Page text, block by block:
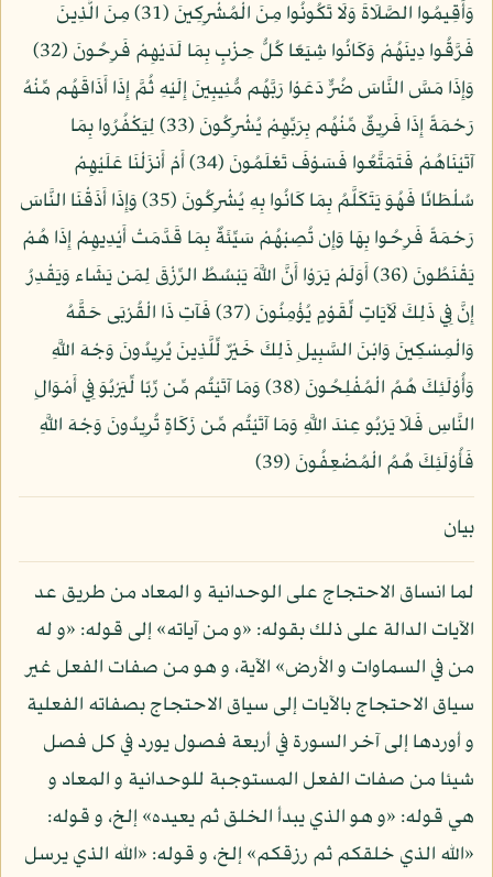
وَأَقِيمُوا الصَّلَاةَ وَلَا تَكُونُوا مِنَ الْمُشْرِكِينَ (31) مِنَ الَّذِينَ
فَرَّقُوا دِينَهُمْ وَكَانُوا شِيَعًا كُلُّ حِزْبٍ بِمَا لَدَيْهِمْ فَرِحُونَ (32)
وَإِذَا مَسَّ النَّاسَ ضُرٌّ دَعَوْا رَبَّهُم مُّنِيبِينَ إِلَيْهِ ثُمَّ إِذَا أَذَاقَهُم مِّنْهُ
رَحْمَةً إِذَا فَرِيقٌ مِّنْهُم بِرَبِّهِمْ يُشْرِكُونَ (33) لِيَكْفُرُوا بِمَا
آتَيْنَاهُمْ فَتَمَتَّعُوا فَسَوْفَ تَعْلَمُونَ (34) أَمْ أَنزَلْنَا عَلَيْهِمْ
سُلْطَانًا فَهُوَ يَتَكَلَّمُ بِمَا كَانُوا بِهِ يُشْرِكُونَ (35) وَإِذَا أَذَقْنَا النَّاسَ
رَحْمَةً فَرِحُوا بِهَا وَإِن تُصِبْهُمْ سَيِّئَةٌ بِمَا قَدَّمَتْ أَيْدِيهِمْ إِذَا هُمْ
يَقْنَطُونَ (36) أَوَلَمْ يَرَوْا أَنَّ اللَّهَ يَبْسُطُ الرِّزْقَ لِمَن يَشَاء وَيَقْدِرُ
إِنَّ فِي ذَلِكَ لَآيَاتٍ لِّقَوْمٍ يُؤْمِنُونَ (37) فَآتِ ذَا الْقُرْبَى حَقَّهُ
وَالْمِسْكِينَ وَابْنَ السَّبِيلِ ذَلِكَ خَيْرٌ لِّلَّذِينَ يُرِيدُونَ وَجْهَ اللَّهِ
وَأُوْلَئِكَ هُمُ الْمُفْلِحُونَ (38) وَمَا آتَيْتُم مِّن رِّبًا لِّيَرْبُوَ فِي أَمْوَالِ
النَّاسِ فَلَا يَرْبُو عِندَ اللَّهِ وَمَا آتَيْتُم مِّن زَكَاةٍ تُرِيدُونَ وَجْهَ اللَّهِ
فَأُوْلَئِكَ هُمُ الْمُضْعِفُونَ (39)
بيان
لما انساق الاحتجاج على الوحدانية و المعاد من طريق عد
الآيات الدالة على ذلك بقوله: «و من آياته» إلى قوله: «و له
من في السماوات و الأرض» الآية، و هو من صفات الفعل غير
سياق الاحتجاج بالآيات إلى سياق الاحتجاج بصفاته الفعلية
و أوردها إلى آخر السورة في أربعة فصول يورد في كل فصل
شيئا من صفات الفعل المستوجبة للوحدانية و المعاد و
هي قوله: «و هو الذي يبدأ الخلق ثم يعيده» إلخ، و قوله:
«الله الذي خلقكم ثم رزقكم» إلخ، و قوله: «الله الذي يرسل